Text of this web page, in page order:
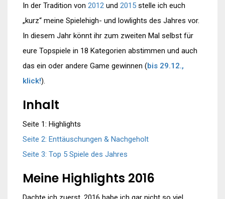
In der Tradition von 2012 und 2015 stelle ich euch
„kurz“ meine Spielehigh- und lowlights des Jahres vor.
In diesem Jahr könnt ihr zum zweiten Mal selbst für
eure Topspiele in 18 Kategorien abstimmen und auch
das ein oder andere Game gewinnen (bis 29.12.,
klick!).
Inhalt
Seite 1: Highlights
Seite 2: Enttäuschungen & Nachgeholt
Seite 3: Top 5 Spiele des Jahres
Meine Highlights 2016